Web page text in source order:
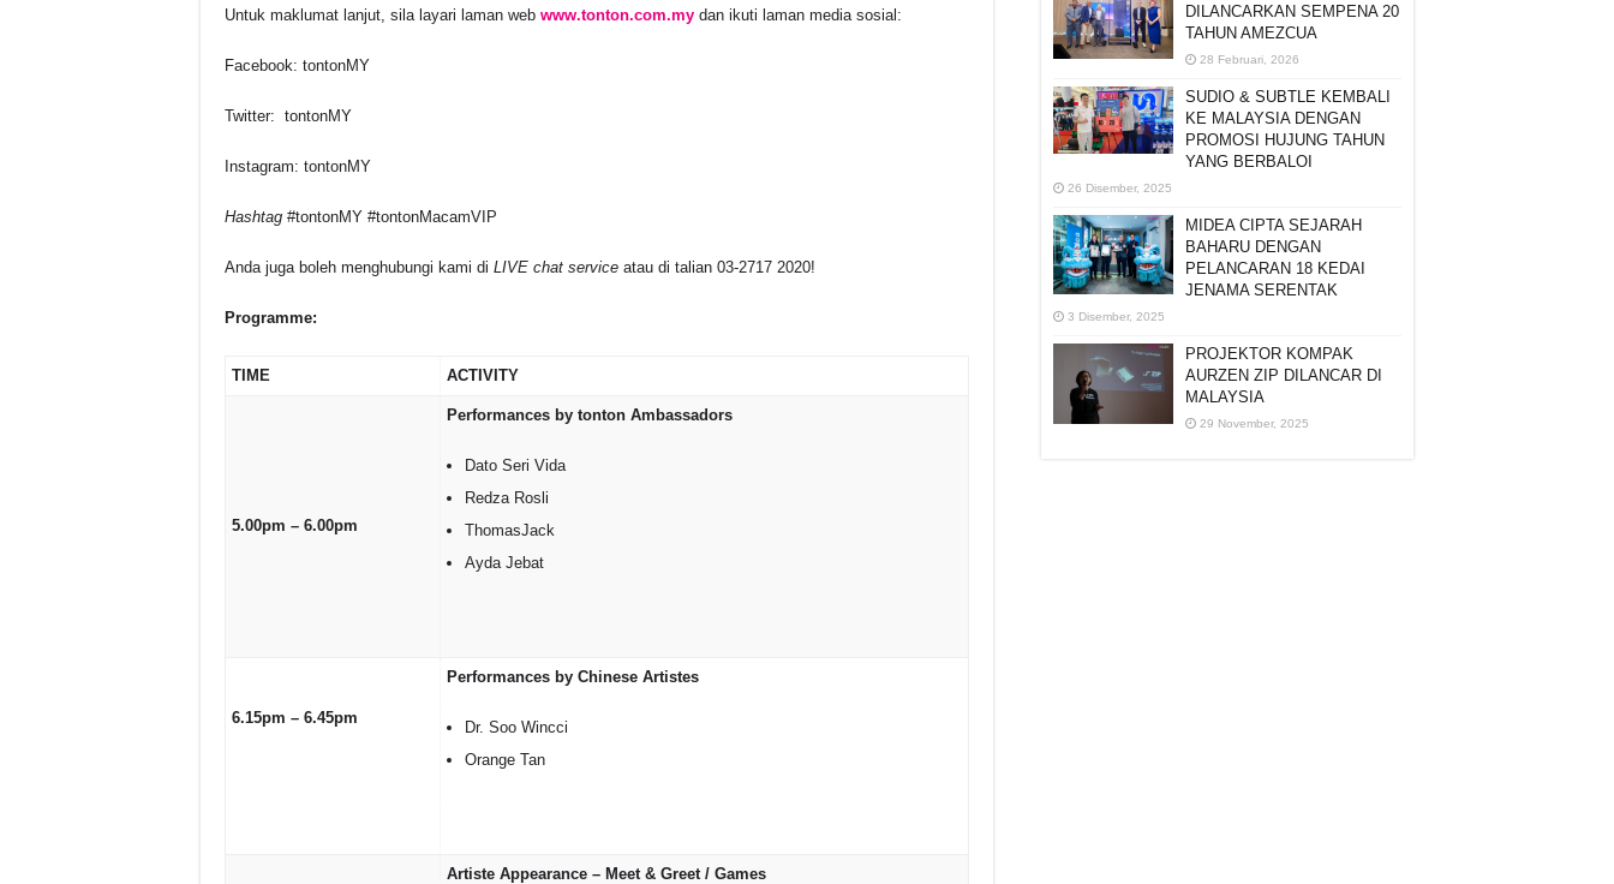
Untuk maklumat lanjut, sila layari laman web www.tonton.com.my dan ikuti laman media sosial:
Facebook: tontonMY
Twitter: tontonMY
Instagram: tontonMY
Hashtag #tontonMY #tontonMacamVIP
Anda juga boleh menghubungi kami di LIVE chat service atau di talian 03-2717 2020!
Programme:
TIME ACTIVITY
5.00pm – 6.00pm
Performances by tonton Ambassadors
Dato Seri Vida
Redza Rosli
ThomasJack
Ayda Jebat
6.15pm – 6.45pm
Performances by Chinese Artistes
Dr. Soo Wincci
Orange Tan
Artiste Appearance – Meet & Greet / Games
DILANCARKAN SEMPENA 20
TAHUN AMEZCUA
28 Februari, 2026
SUDIO & SUBTLE KEMBALI
KE MALAYSIA DENGAN
PROMOSI HUJUNG TAHUN
YANG BERBALOI
26 Disember, 2025
MIDEA CIPTA SEJARAH
BAHARU DENGAN
PELANCARAN 18 KEDAI
JENAMA SERENTAK
3 Disember, 2025
PROJEKTOR KOMPAK
AURZEN ZIP DILANCAR DI
MALAYSIA
29 November, 2025